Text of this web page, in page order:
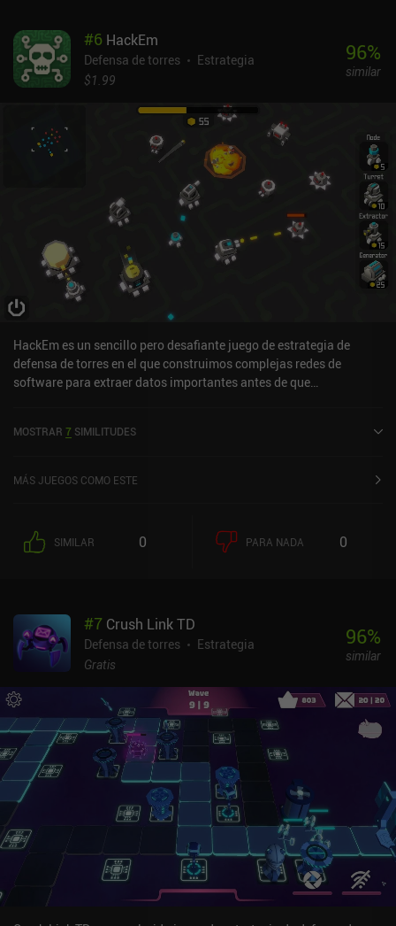
#6 HackEm
Defensa de torres
Estrategia
$1.99
96%
similar
HackEm es un sencillo pero desafiante juego de estrategia de
defensa de torres en el que construimos complejas redes de
software para extraer datos importantes antes de que
pagados de gente al azar mientras lucha por encontrar a un
anterior. Cada nivel se desarrolla como un juego de estrategia en
Obtenemos estos recursos colocando extractores cerca de los
nodos de datos, desviando gradualmente fragmentos de
esto es tan fácil como parece. En primer lugar, porque debemos
prestar atención a nuestra distribución de energía, colocando
nodos de transferencia y generadores adicionales para que todas
lugar, el sistema que intentamos piratear envía constantemente
oleadas de enemigos que nos atacan. Para defendernos de estos
ataques, debemos erigir torres defensivas alrededor del perímetro
de nuestra base. El dinero que obtenemos de los trabajos exitosos
puede gastarse en mejorar y desbloquear nuevas torres, así como
en comprar útiles bots que podemos desplegar en momentos
cruciales. Y créeme, las oleadas enemigas aparecen con tanta
frecuencia que necesitamos toda la ayuda posible. HackEm es un
juego premium de 0,99 $ sin anuncios ni iAP. Aunque el juego no
está a la altura de los mejores juegos de defensa de torres y RTS,
es bastante divertido para lo que es. Disfruté mucho jugando
hasta que se volvió tan difícil que los niveles empezaron a durar
más de 30 minutos. Por desgracia, no hay forma de pausarlos y
MOSTRAR 7 SIMILITUDES
MÁS JUEGOS COMO ESTE
SIMILAR 0 PARA NADA 0
#7 Crush Link TD
Defensa de torres
Estrategia
Gratis
96%
similar